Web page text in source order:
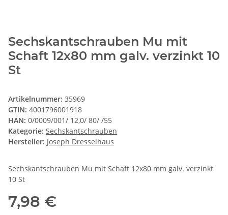
Sechskantschrauben Mu mit
Schaft 12x80 mm galv. verzinkt 10
St
Artikelnummer: 35969
GTIN: 4001796001918
HAN: 0/0009/001/ 12,0/ 80/ /55
Kategorie: Sechskantschrauben
Hersteller: Joseph Dresselhaus
Sechskantschrauben Mu mit Schaft 12x80 mm galv. verzinkt
10 St
7,98 €